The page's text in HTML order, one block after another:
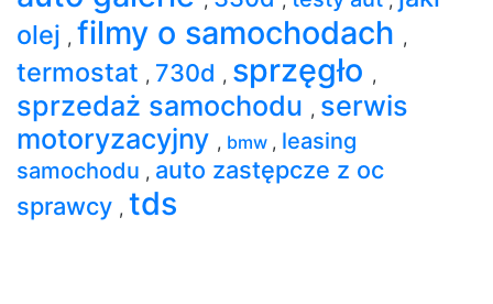
olej , filmy o samochodach ,
termostat , 730d , sprzęgło ,
sprzedaż samochodu , serwis
motoryzacyjny , bmw , leasing
samochodu , auto zastępcze z oc
sprawcy , tds